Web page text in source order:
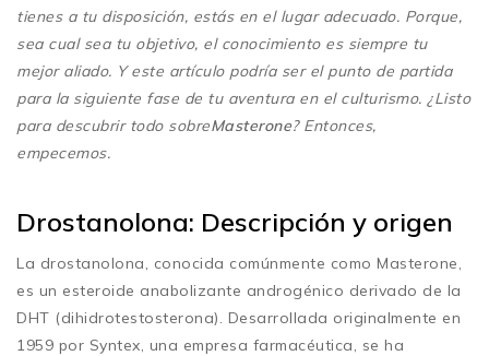
tienes a tu disposición, estás en el lugar adecuado. Porque,
sea cual sea tu objetivo, el conocimiento es siempre tu
mejor aliado. Y este artículo podría ser el punto de partida
para la siguiente fase de tu aventura en el culturismo. ¿Listo
para descubrir todo sobreMasterone? Entonces,
empecemos.
Drostanolona: Descripción y origen
La drostanolona, conocida comúnmente como Masterone,
es un esteroide anabolizante androgénico derivado de la
DHT (dihidrotestosterona). Desarrollada originalmente en
1959 por Syntex, una empresa farmacéutica, se ha